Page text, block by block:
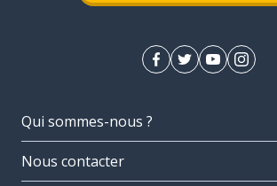
Qui sommes-nous ?
Nous contacter